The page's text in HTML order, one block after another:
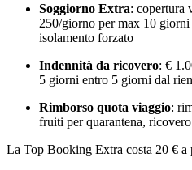
Soggiorno Extra: copertura
250/giorno per max 10
isolamento forzato
Indennità da ricovero: €
5 giorni entro 5 giorni dal
Rimborso quota viaggio:
fruiti per quarantena,
La Top Booking Extra costa 20 € a